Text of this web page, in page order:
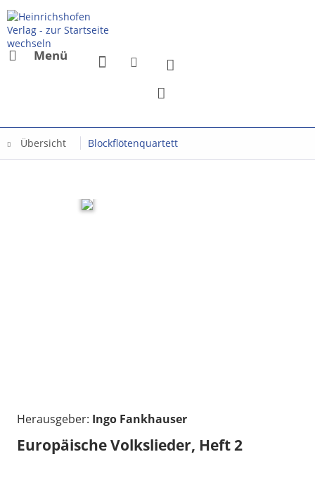
Menü
Übersicht Blockflötenquartett
Herausgeber: Ingo Fankhauser
Europäische Volkslieder, Heft 2